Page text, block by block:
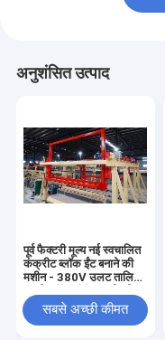
अनुशंसित उत्पाद
पूर्व फैक्टरी मूल्य नई स्वचालित
कंक्रीट ब्लॉक ईंट बनाने की
मशीन - 380V उलट तालिका
सबसे अच्छी कीमत